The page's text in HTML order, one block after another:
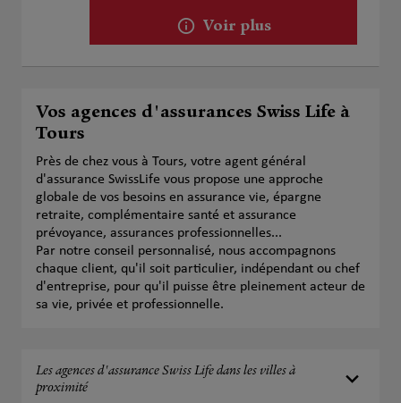
Voir plus
Vos agences d'assurances Swiss Life à
Tours
Près de chez vous à Tours, votre agent général
d'assurance SwissLife vous propose une approche
globale de vos besoins en assurance vie, épargne
retraite, complémentaire santé et assurance
prévoyance, assurances professionnelles...
Par notre conseil personnalisé, nous accompagnons
chaque client, qu'il soit particulier, indépendant ou chef
d'entreprise, pour qu'il puisse être pleinement acteur de
sa vie, privée et professionnelle.
Les agences d'assurance Swiss Life dans les villes à
proximité